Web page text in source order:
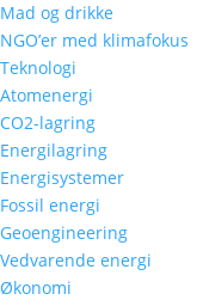
Mad og drikke
NGO’er med klimafokus
Teknologi
Atomenergi
CO2-lagring
Energilagring
Energisystemer
Fossil energi
Geoengineering
Vedvarende energi
Økonomi